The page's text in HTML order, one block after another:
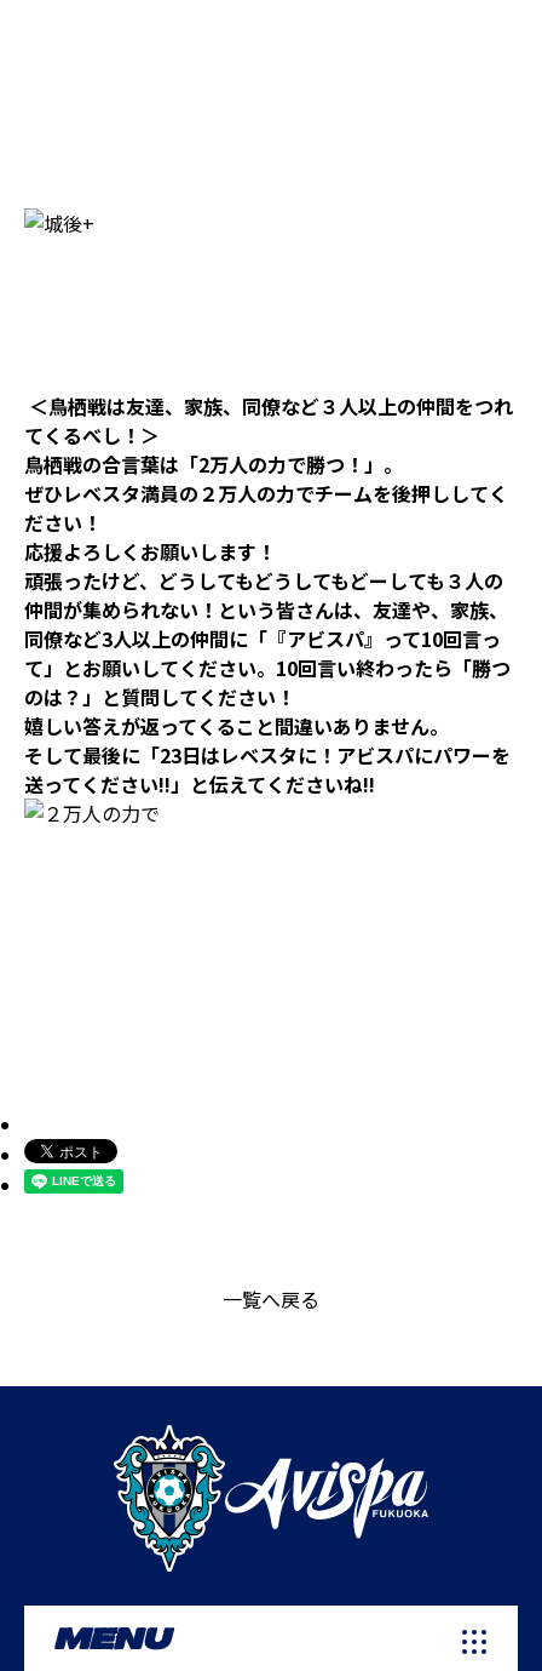
＜鳥栖戦は友達、家族、同僚など３人以上の仲間をつれ
てくるべし！＞
鳥栖戦の合言葉は「2万人の力で勝つ！」。
ぜひレベスタ満員の２万人の力でチームを後押ししてく
ださい！
応援よろしくお願いします！
頑張ったけど、どうしてもどうしてもどーしても３人の
仲間が集められない！という皆さんは、友達や、家族、
同僚など3人以上の仲間に「『アビスパ』って10回言っ
て」とお願いしてください。10回言い終わったら「勝つ
のは？」と質問してください！
嬉しい答えが返ってくること間違いありません。
そして最後に「23日はレベスタに！アビスパにパワーを
送ってください!!」と伝えてくださいね!!
一覧へ戻る
MENU